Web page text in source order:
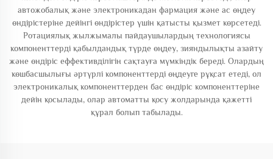
автожобалық және электроникадан фармация және ас өңдеу
өндірістеріне дейінгі өндірістер үшін қатысты қызмет көрсетеді.
Ротациялық жылжымалы пайдаушылардың технологиясы
компоненттерді қабылдандық түрде өңдеу, зияндылықты азайту
және өндіріс еффективділігін сақтауға мүмкіндік береді. Олардың
көшбасшылығы әртүрлі компоненттерді өңдеуге рұқсат етеді, ол
электроникалық компоненттерден бас өндіріс компоненттеріне
дейін қосылады, олар автоматты қосу жолдарында қажетті
құрал болып табылады.